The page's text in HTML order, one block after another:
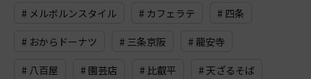
# メルボルンスタイル # カフェラテ # 四条
# おからドーナツ # 三条京阪 # 龍安寺
# 八百屋 # 園芸店 # 比叡平 # 天ざるそば